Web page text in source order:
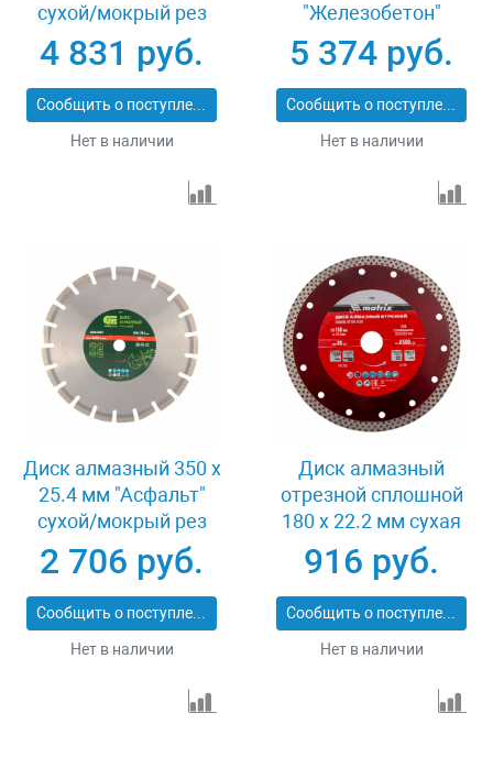
сухой/мокрый рез
Pro Matrix 731073
4 831 руб.
Сообщить о поступлении
Нет в наличии
"Железобетон"
сухой/мокрый рез
Pro Matrix 731103
5 374 руб.
Сообщить о поступлении
Нет в наличии
Диск алмазный 350 х
25.4 мм "Асфальт"
сухой/мокрый рез
Сибртех 731013
2 706 руб.
Сообщить о поступлении
Нет в наличии
Диск алмазный
отрезной сплошной
180 х 22.2 мм сухая
резка Matrix
Professional 73128
916 руб.
Сообщить о поступлении
Нет в наличии